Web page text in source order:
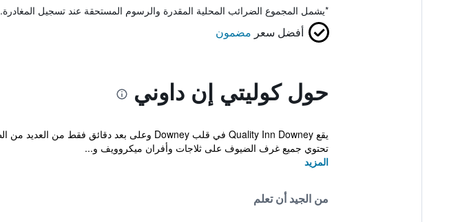
*يشمل المجموع الضرائب المحلية المقدرة والرسوم المستحقة عند تسجيل المغادرة.
أفضل سعر مضمون
حول كوليتي إن داوني
تحتوي جميع غرف الضيوف على ثلاجات وأفران ميكروويف و...
المزيد
من الجيد أن تعلم